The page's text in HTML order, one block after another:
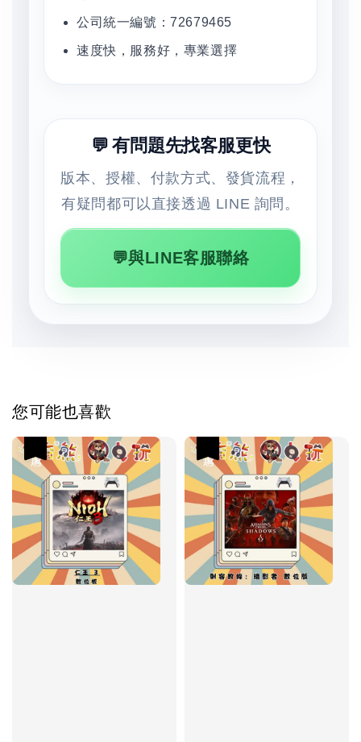
公司統一編號：72679465
速度快，服務好，專業選擇
💬 有問題先找客服更快
版本、授權、付款方式、發貨流程，
有疑問都可以直接透過 LINE 詢問。
💬與LINE客服聯絡
您可能也喜歡